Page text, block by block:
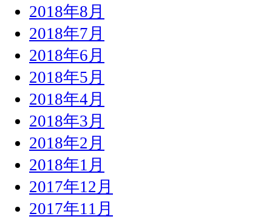
2018年8月
2018年7月
2018年6月
2018年5月
2018年4月
2018年3月
2018年2月
2018年1月
2017年12月
2017年11月